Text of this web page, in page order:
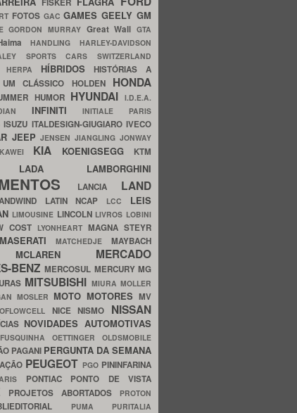
FISKER
FOTOS GACGAMESGEELYGM
GORDON MURRAY Great WallGTA
HANDLINGHARLEY-DAVIDSON
SPORTS CARS SWITZERLAND
HERPA HÍBRIDOSHISTÓRIAS A
CLÁSSICO HOLDEN HONDA
HUMOR HYUNDAI I.D.E.A.
INFINITIINITIALE PARIS
ISUZU ITALDESIGN-GIUGIAROIVECO
JEEPJENSENJIANGLINGJONWAY
KAWEI KIA KOENIGSEGG KTM
LADA LAMBORGHINI
LANCIA LAND
LATIN NCAP LCC LEIS
LIMOUSINE LINCOLN LIVROS LOBINI
COST LYONHEART MAGNA STEYR
MASERATIMATCHEDJEMAYBACH
MCLAREN MERCADO
BENZMERCOSUL MERCURYMG
MITSUBISHI MIURA MOLLER
MOSLER MOTO MOTORES MV
NICENISMO NISSAN
NOVIDADES AUTOMOTIVAS
OETTINGER OLDSMOBILE
PAGANI PERGUNTA DA SEMANA
PEUGEOT PGO PININFARINA
PONTIAC PONTO DE VISTA
PROJETOS ABORTADOS PROTON
PUMA PURITALIA